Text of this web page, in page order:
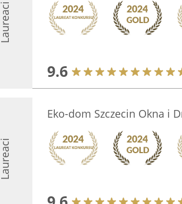
Laureaci
9.6
Laureaci
Eko-dom Szczecin Okna i